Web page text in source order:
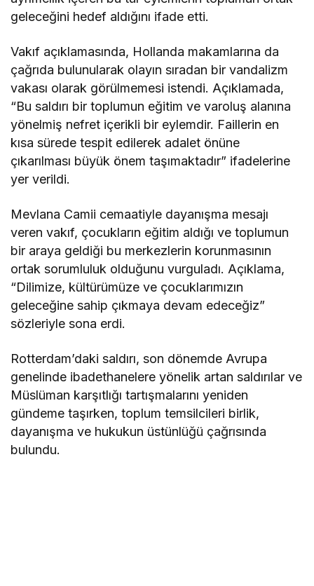
geleceğini hedef aldığını ifade etti.
Vakıf açıklamasında, Hollanda makamlarına da
çağrıda bulunularak olayın sıradan bir vandalizm
vakası olarak görülmemesi istendi. Açıklamada,
“Bu saldırı bir toplumun eğitim ve varoluş alanına
yönelmiş nefret içerikli bir eylemdir. Faillerin en
kısa sürede tespit edilerek adalet önüne
çıkarılması büyük önem taşımaktadır” ifadelerine
yer verildi.
Mevlana Camii cemaatiyle dayanışma mesajı
veren vakıf, çocukların eğitim aldığı ve toplumun
bir araya geldiği bu merkezlerin korunmasının
ortak sorumluluk olduğunu vurguladı. Açıklama,
“Dilimize, kültürümüze ve çocuklarımızın
geleceğine sahip çıkmaya devam edeceğiz”
sözleriyle sona erdi.
Rotterdam’daki saldırı, son dönemde Avrupa
genelinde ibadethanelere yönelik artan saldırılar ve
Müslüman karşıtlığı tartışmalarını yeniden
gündeme taşırken, toplum temsilcileri birlik,
dayanışma ve hukukun üstünlüğü çağrısında
bulundu.